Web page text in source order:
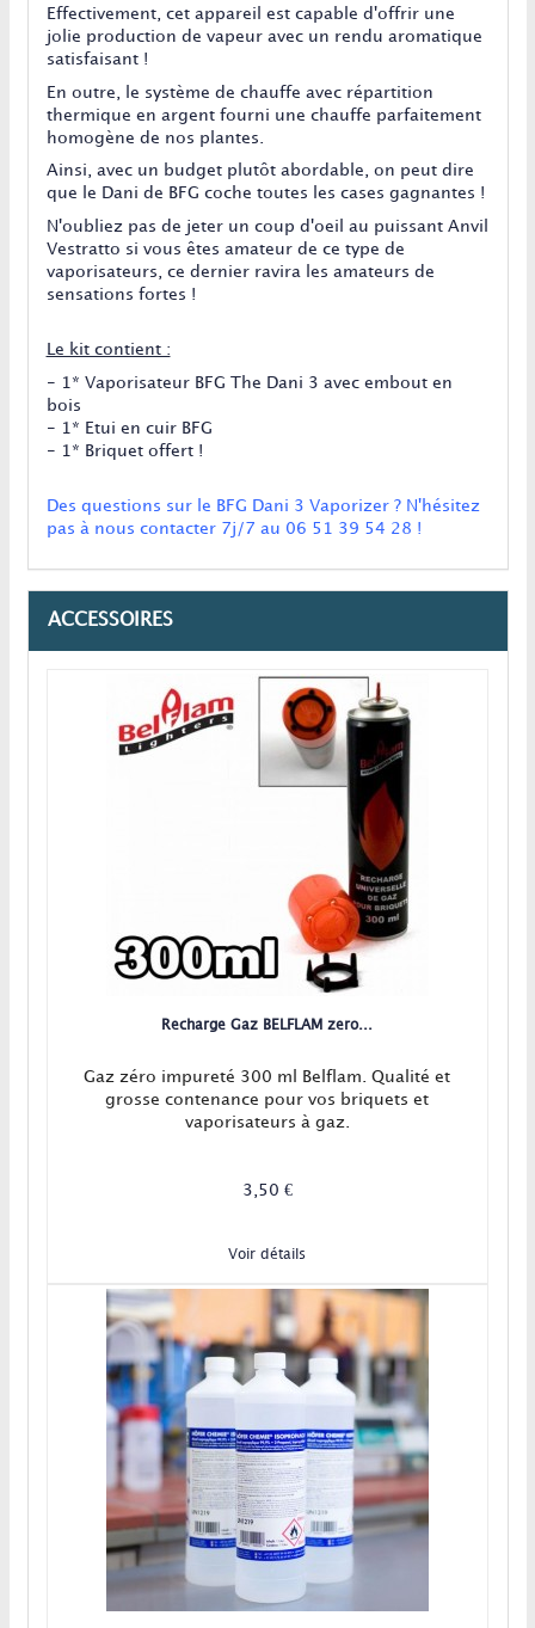
Effectivement, cet appareil est capable d'offrir une
jolie production de vapeur avec un rendu aromatique
satisfaisant !
En outre, le système de chauffe avec répartition
thermique en argent fourni une chauffe parfaitement
homogène de nos plantes.
Ainsi, avec un budget plutôt abordable, on peut dire
que le Dani de BFG coche toutes les cases gagnantes !
N'oubliez pas de jeter un coup d'oeil au puissant Anvil
Vestratto si vous êtes amateur de ce type de
vaporisateurs, ce dernier ravira les amateurs de
sensations fortes !
Le kit contient :
- 1* Vaporisateur BFG The Dani 3 avec embout en
bois
- 1* Etui en cuir BFG
- 1* Briquet offert !
Des questions sur le BFG Dani 3 Vaporizer ? N'hésitez
pas à nous contacter 7j/7 au 06 51 39 54 28 !
ACCESSOIRES
Recharge Gaz BELFLAM zero...
Gaz zéro impureté 300 ml Belflam. Qualité et
grosse contenance pour vos briquets et
vaporisateurs à gaz.
3,50 €
Voir détails